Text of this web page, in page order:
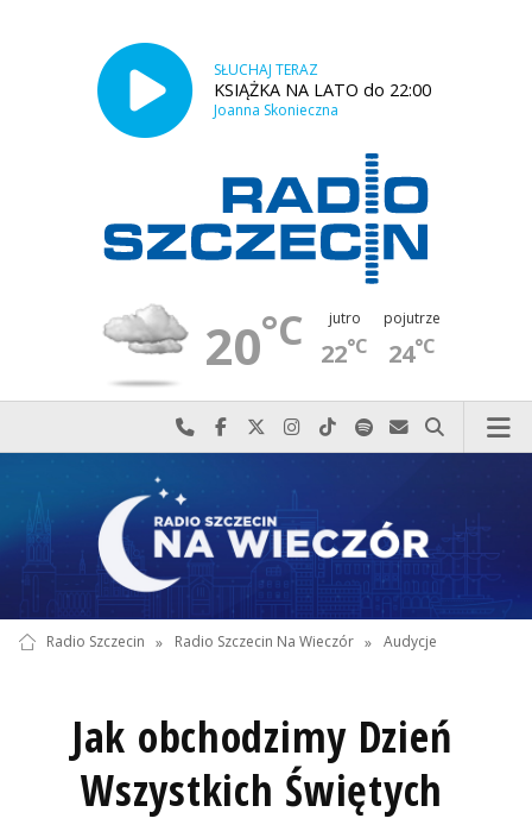
SŁUCHAJ TERAZ
KSIĄŻKA NA LATO do 22:00
Joanna Skonieczna
20°C jutro
22°C
pojutrze
24°C
Najlepiej po prostu do nas zadzwoń
Odwiedź nas na Facebook-u
Odwiedź nas na X
Odwiedź nas na Instagram-ie
Odwiedź nas na TikTok-u
Szukaj nas na Spotify
Wyślij do nas
Szukaj
Radio Szczecin » Radio Szczecin Na Wieczór » Audycje
Jak obchodzimy Dzień
Wszystkich Świętych